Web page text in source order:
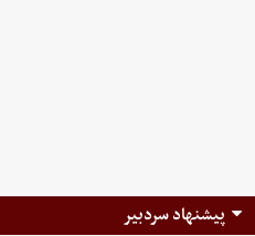
پیشنهاد سردبیر